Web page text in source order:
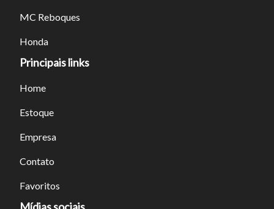
MC Reboques
Honda
Principais links
Home
Estoque
Empresa
Contato
Favoritos
Mídias sociais